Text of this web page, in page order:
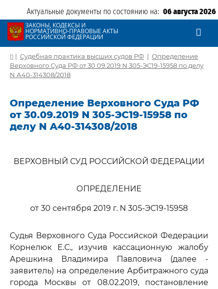
Актуальные документы по состоянию на: 06 августа 2026
ЗАКОНЫ, КОДЕКСЫ И
НОРМАТИВНО-ПРАВОВЫЕ АКТЫ
РОССИЙСКОЙ ФЕДЕРАЦИИ
| Судебная практика высших судов РФ | Определение
Верховного Суда РФ от 30.09.2019 N 305-ЭС19-15958 по делу
N А40-314308/2018
Определение Верховного Суда РФ
от 30.09.2019 N 305-ЭС19-15958 по
делу N А40-314308/2018
ВЕРХОВНЫЙ СУД РОССИЙСКОЙ ФЕДЕРАЦИИ
ОПРЕДЕЛЕНИЕ
от 30 сентября 2019 г. N 305-ЭС19-15958
Судья Верховного Суда Российской Федерации
Корнелюк Е.С., изучив кассационную жалобу
Арешкина Владимира Павловича (далее -
заявитель) на определение Арбитражного суда
города Москвы от 08.02.2019, постановление